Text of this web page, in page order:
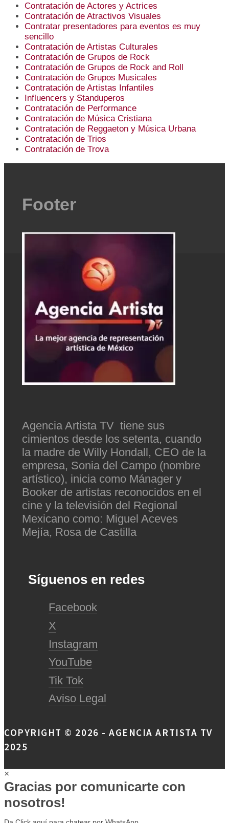
Contratación de Actores y Actrices
Contratación de Atractivos Visuales
Contratar presentadores para eventos es muy
sencillo
Contratación de Artistas Culturales
Contratación de Grupos de Rock
Contratación de Grupos de Rock and Roll
Contratación de Grupos Musicales
Contratación de Artistas Infantiles
Influencers y Standuperos
Contratación de Performance
Contratación de Música Cristiana
Contratación de Reggaeton y Música Urbana
Contratación de Trios
Contratación de Trova
Footer
Agencia Artista TV tiene sus
cimientos desde los setenta, cuando
la madre de Willy Hondall, CEO de la
empresa, Sonia del Campo (nombre
artístico), inicia como Mánager y
Booker de artistas reconocidos en el
cine y la televisión del Regional
Mexicano como: Miguel Aceves
Mejía, Rosa de Castilla
Síguenos en redes
Facebook
X
Instagram
YouTube
Tik Tok
Aviso Legal
COPYRIGHT © 2026 - AGENCIA ARTISTA TV
2025
×
Gracias por comunicarte con
nosotros!